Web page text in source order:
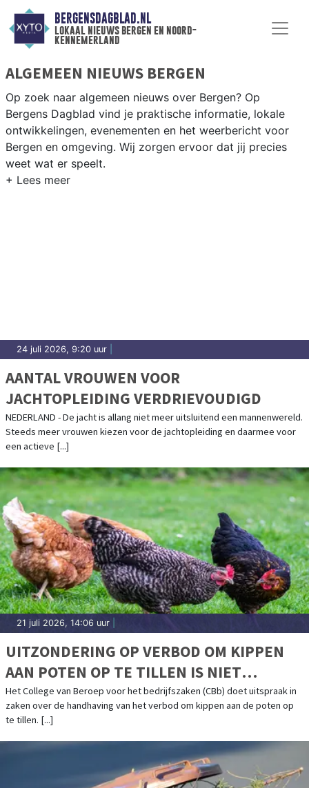
BERGENSDAGBLAD.NL
lokaal nieuws bergen en noord-
kennemerland
ALGEMEEN NIEUWS BERGEN
Op zoek naar algemeen nieuws over Bergen? Op
Bergens Dagblad vind je praktische informatie, lokale
ontwikkelingen, evenementen en het weerbericht voor
Bergen en omgeving. Wij zorgen ervoor dat jij precies
weet wat er speelt.
24 juli 2026, 9:20 uur
AANTAL VROUWEN VOOR
JACHTOPLEIDING VERDRIEVOUDIGD
NEDERLAND - De jacht is allang niet meer uitsluitend een mannenwereld.
Steeds meer vrouwen kiezen voor de jachtopleiding en daarmee voor
een actieve [...]
21 juli 2026, 14:06 uur
UITZONDERING OP VERBOD OM KIPPEN
AAN POTEN OP TE TILLEN IS NIET
TOEGESTAAN
Het College van Beroep voor het bedrijfszaken (CBb) doet uitspraak in
zaken over de handhaving van het verbod om kippen aan de poten op
te tillen. [...]